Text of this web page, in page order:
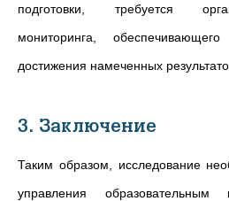
подготовки, требуется
мониторинга,
достижения намеченных
3. Заключение
Таким образом, исследование
управления образовательным